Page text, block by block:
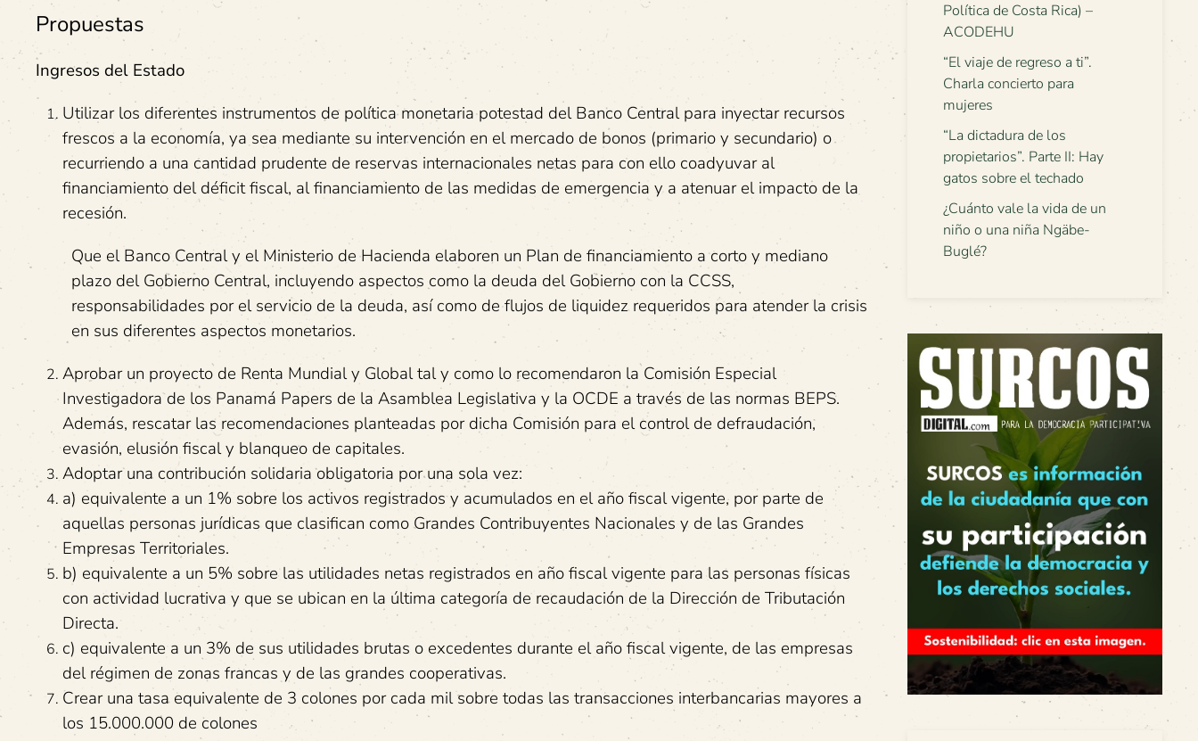
Propuestas
Ingresos del Estado
Utilizar los diferentes instrumentos de política monetaria potestad del Banco Central para inyectar recursos
frescos a la economía, ya sea mediante su intervención en el mercado de bonos (primario y secundario) o
recurriendo a una cantidad prudente de reservas internacionales netas para con ello coadyuvar al
financiamiento del déficit fiscal, al financiamiento de las medidas de emergencia y a atenuar el impacto de la
recesión.
Que el Banco Central y el Ministerio de Hacienda elaboren un Plan de financiamiento a corto y mediano
plazo del Gobierno Central, incluyendo aspectos como la deuda del Gobierno con la CCSS,
responsabilidades por el servicio de la deuda, así como de flujos de liquidez requeridos para atender la crisis
en sus diferentes aspectos monetarios.
Aprobar un proyecto de Renta Mundial y Global tal y como lo recomendaron la Comisión Especial
Investigadora de los Panamá Papers de la Asamblea Legislativa y la OCDE a través de las normas BEPS.
Además, rescatar las recomendaciones planteadas por dicha Comisión para el control de defraudación,
evasión, elusión fiscal y blanqueo de capitales.
Adoptar una contribución solidaria obligatoria por una sola vez:
a) equivalente a un 1% sobre los activos registrados y acumulados en el año fiscal vigente, por parte de
aquellas personas jurídicas que clasifican como Grandes Contribuyentes Nacionales y de las Grandes
Empresas Territoriales.
b) equivalente a un 5% sobre las utilidades netas registrados en año fiscal vigente para las personas físicas
con actividad lucrativa y que se ubican en la última categoría de recaudación de la Dirección de Tributación
Directa.
c) equivalente a un 3% de sus utilidades brutas o excedentes durante el año fiscal vigente, de las empresas
del régimen de zonas francas y de las grandes cooperativas.
Crear una tasa equivalente de 3 colones por cada mil sobre todas las transacciones interbancarias mayores a
los 15.000.000 de colones
Política de Costa Rica) –
ACODEHU
“El viaje de regreso a ti”.
Charla concierto para
mujeres
“La dictadura de los
propietarios”. Parte II: Hay
gatos sobre el techado
¿Cuánto vale la vida de un
niño o una niña Ngäbe-
Buglé?